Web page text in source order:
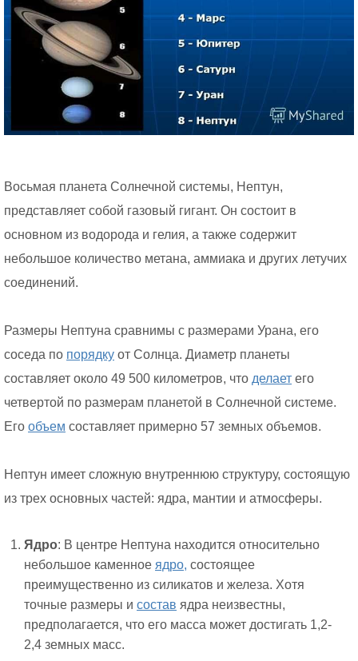
Восьмая планета Солнечной системы, Нептун,
представляет собой газовый гигант. Он состоит в
основном из водорода и гелия, а также содержит
небольшое количество метана, аммиака и других летучих
соединений.
Размеры Нептуна сравнимы с размерами Урана, его
соседа по порядку от Солнца. Диаметр планеты
составляет около 49 500 километров, что делает его
четвертой по размерам планетой в Солнечной системе.
Его объем составляет примерно 57 земных объемов.
Нептун имеет сложную внутреннюю структуру, состоящую
из трех основных частей: ядра, мантии и атмосферы.
Ядро: В центре Нептуна находится относительно
небольшое каменное ядро, состоящее
преимущественно из силикатов и железа. Хотя
точные размеры и состав ядра неизвестны,
предполагается, что его масса может достигать 1,2-
2,4 земных масс.